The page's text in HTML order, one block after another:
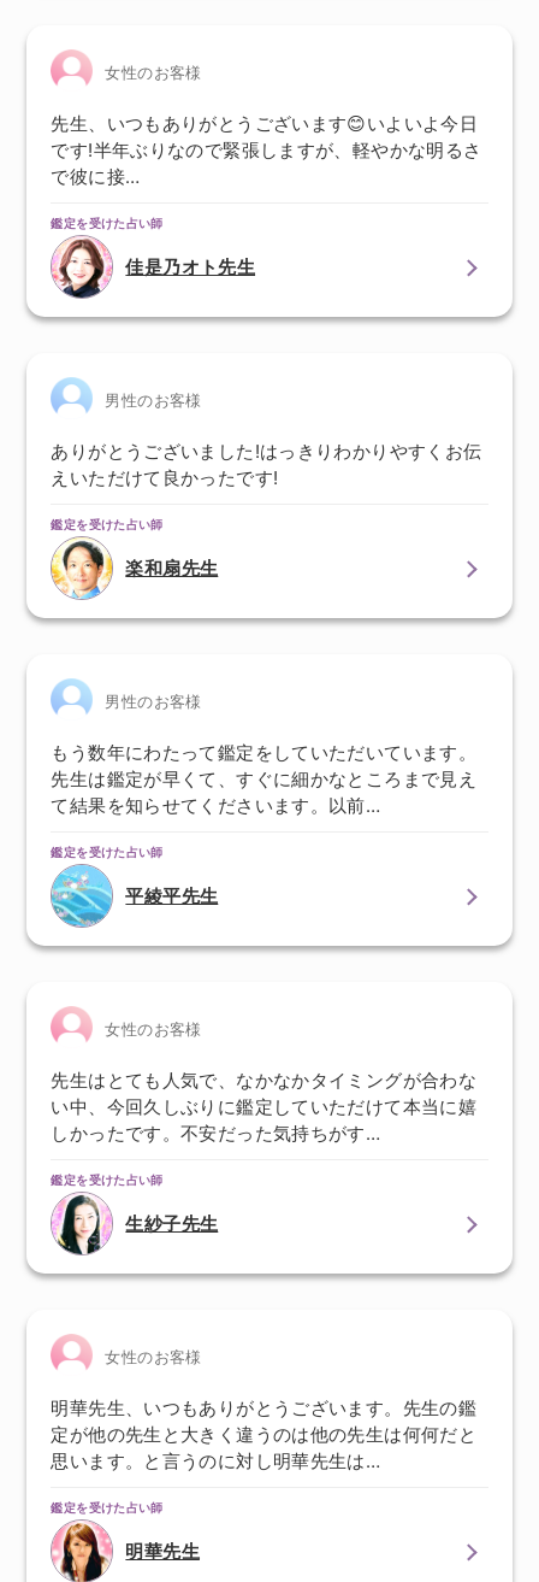
女性のお客様
先生、いつもありがとうございます😊いよいよ今日
です!半年ぶりなので緊張しますが、軽やかな明るさ
で彼に接…
鑑定を受けた占い師
佳是乃オト先生
男性のお客様
ありがとうございました!はっきりわかりやすくお伝
えいただけて良かったです!
鑑定を受けた占い師
楽和扇先生
男性のお客様
もう数年にわたって鑑定をしていただいています。
先生は鑑定が早くて、すぐに細かなところまで見え
て結果を知らせてくださいます。以前…
鑑定を受けた占い師
平綾平先生
女性のお客様
先生はとても人気で、なかなかタイミングが合わな
い中、今回久しぶりに鑑定していただけて本当に嬉
しかったです。不安だった気持ちがす…
鑑定を受けた占い師
生紗子先生
女性のお客様
明華先生、いつもありがとうございます。先生の鑑
定が他の先生と大きく違うのは他の先生は何何だと
思います。と言うのに対し明華先生は…
鑑定を受けた占い師
明華先生